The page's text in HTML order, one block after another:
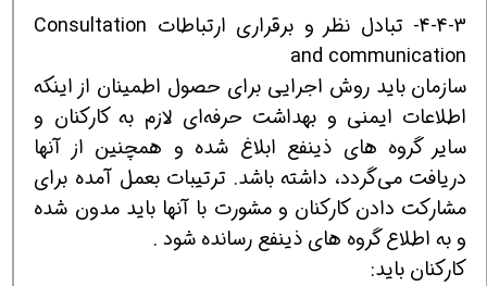
4-4-3- تبادل نظر و برقراری ارتباطات Consultation
and communication
سازمان باید روش‌ اجرایی برای حصول اطمینان از اینکه
اطلاعات ایمنی و بهداشت حرفه‌ای لازم به کارکنان و
سایر گروه های ذینفع ابلاغ شده و همچنین از آنها
دریافت می‌گردد، داشته باشد. ترتیبات بعمل آمده برای
مشارکت دادن کارکنان و مشورت با آنها باید مدون شده
و به اطلاع گروه های ذینفع رسانده شود .
کارکنان باید: